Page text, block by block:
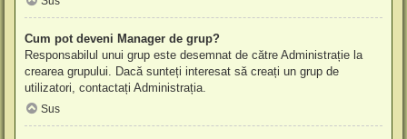
Cum pot deveni Manager de grup?
Responsabilul unui grup este desemnat de către Administrație la
crearea grupului. Dacă sunteți interesat să creați un grup de
utilizatori, contactați Administrația.
Sus